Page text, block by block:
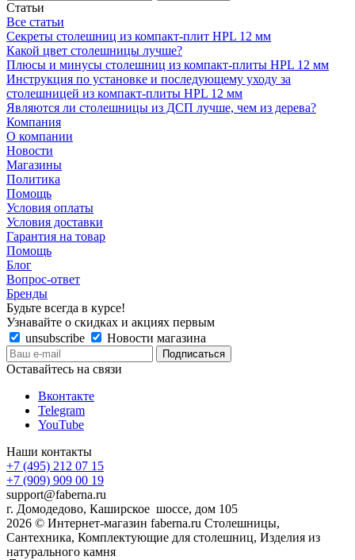
Статьи
Все статьи
Секреты столешниц из компакт-плит HPL 12 мм
Какой цвет столешницы лучше?
Плюсы и минусы столешниц из компакт-плиты HPL 12 мм
Инструкция по установке и последующему уходу за
столешницей из компакт-плиты HPL 12 мм
Являются ли столешницы из ДСП лучше, чем из дерева?
Компания
О компании
Новости
Магазины
Политика
Помощь
Условия оплаты
Условия доставки
Гарантия на товар
Помощь
Блог
Вопрос-ответ
Бренды
Будьте всегда в курсе!
Узнавайте о скидках и акциях первым
unsubscribe
Новости магазина
Оставайтесь на связи
Вконтакте
Telegram
YouTube
Наши контакты
+7 (495) 212 07 15
+7 (909) 909 00 19
support@faberna.ru
г. Домодедово, Каширское шоссе, дом 105
2026 © Интернет-магазин faberna.ru Столешницы,
Сантехника, Комплектующие для столешниц, Изделия из
натурального камня